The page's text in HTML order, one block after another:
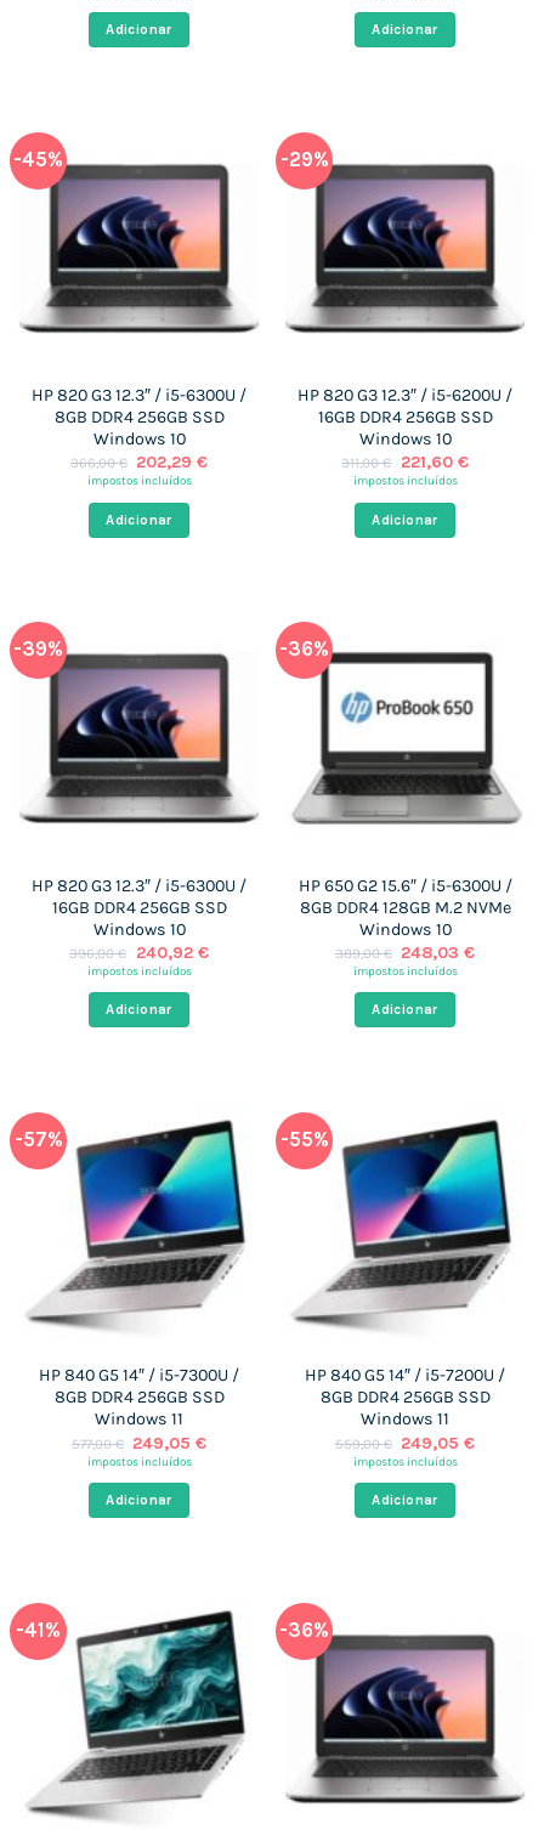
era:
233,00 €.
Adicionar
era:
302,00 €.
Adicionar
-45%
HP 820 G3 12.3″ / i5-6300U /
8GB DDR4 256GB SSD
Windows 10
366,00€ O
preço
era:
366,00 €.
202,29€O
impostos incluídos
Adicionar
-29%
HP 820 G3 12.3″ / i5-6200U /
16GB DDR4 256GB SSD
Windows 10
311,00€
O
preço
era:
311,00 €.
221,60 €O
impostos incluídos
Adicionar
-39%
HP 820 G3 12.3″ / i5-6300U /
16GB DDR4 256GB SSD
Windows 10
396,00€
O
preço
era:
396,00 €.
240,92 €O
impostos incluídos
Adicionar
-36%
HP 650 G2 15.6″ / i5-6300U /
8GB DDR4 128GB M.2 NVMe
Windows 10
389,00€ O
preço
era:
389,00 €.
248,03€O
impostos incluídos
Adicionar
-57%
HP 840 G5 14″ / i5-7300U /
8GB DDR4 256GB SSD
Windows 11
577,00€ O
preço
era:
577,00 €.
249,05€O
impostos incluídos
Adicionar
-55%
HP 840 G5 14″ / i5-7200U /
8GB DDR4 256GB SSD
Windows 11
559,00€ O
preço
era:
559,00 €.
249,05€O
impostos incluídos
Adicionar
-41% -36%